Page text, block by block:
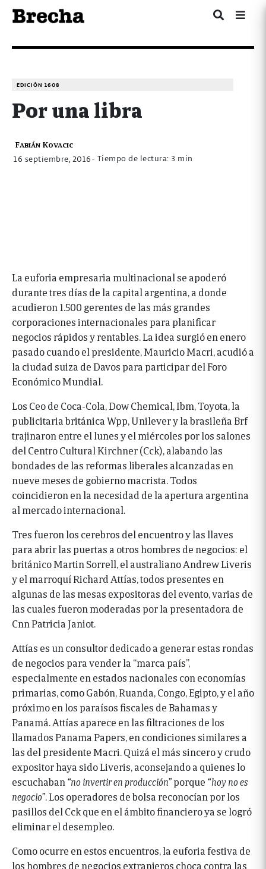
EDICIÓN 1608
Por una libra
Fabián Kovacic
16 septiembre, 2016- Tiempo de lectura: 3 min
La euforia empresaria multinacional se apoderó
durante tres días de la capital argentina, a donde
acudieron 1.500 gerentes de las más grandes
corporaciones internacionales para planificar
negocios rápidos y rentables. La idea surgió en enero
pasado cuando el presidente, Mauricio Macri, acudió a
la ciudad suiza de Davos para participar del Foro
Económico Mundial.
Los Ceo de Coca-Cola, Dow Chemical, Ibm, Toyota, la
publicitaria británica Wpp, Unilever y la brasileña Brf
trajinaron entre el lunes y el miércoles por los salones
del Centro Cultural Kirchner (Cck), alabando las
bondades de las reformas liberales alcanzadas en
nueve meses de gobierno macrista. Todos
coincidieron en la necesidad de la apertura argentina
al mercado internacional.
Tres fueron los cerebros del encuentro y las llaves
para abrir las puertas a otros hombres de negocios: el
británico Martin Sorrell, el australiano Andrew Liveris
y el marroquí Richard Attías, todos presentes en
algunas de las mesas expositoras del evento, varias de
las cuales fueron moderadas por la presentadora de
Cnn Patricia Janiot.
Attías es un consultor dedicado a generar estas rondas
de negocios para vender la “marca país”,
especialmente en estados nacionales con economías
primarias, como Gabón, Ruanda, Congo, Egipto, y el año
próximo en los paraísos fiscales de Bahamas y
Panamá. Attías aparece en las filtraciones de los
llamados Panama Papers, en condiciones similares a
las del presidente Macri. Quizá el más sincero y crudo
expositor haya sido Liveris, aconsejando a quienes lo
escuchaban “no invertir en producción”porque “hoy no es
negocio” . Los operadores de bolsa reconocían por los
pasillos del Cck que en el ámbito financiero ya se logró
eliminar el desempleo.
Como ocurre en estos encuentros, la euforia festiva de
los hombres de negocios extranjeros choca contra las